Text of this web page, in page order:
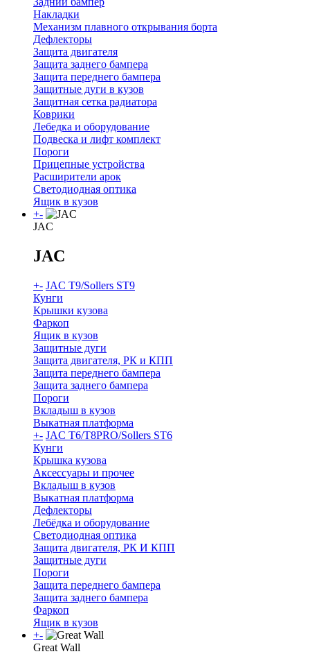
Накладки
Механизм плавного открывания борта
Дефлекторы
Защита двигателя
Защита заднего бампера
Защита переднего бампера
Защитные дуги в кузов
Защитная сетка радиатора
Коврики
Лебедка и оборудование
Подвеска и лифт комплект
Пороги
Прицепные устройства
Расширители арок
Светодиодная оптика
Ящик в кузов
+-
JAC
JAC
+- JAC T9/Sollers ST9
Кунги
Крышки кузова
Фаркоп
Ящик в кузов
Защитные дуги
Защита двигателя, РК и КПП
Защита переднего бампера
Защита заднего бампера
Пороги
Вкладыш в кузов
Выкатная платформа
+- JAC T6/T8PRO/Sollers ST6
Кунги
Крышка кузова
Аксессуары и прочее
Вкладыш в кузов
Выкатная платформа
Дефлекторы
Лебёдка и оборудование
Светодиодная оптика
Защита двигателя, РК И КПП
Защитные дуги
Пороги
Защита переднего бампера
Защита заднего бампера
Фаркоп
Ящик в кузов
+-
Great Wall